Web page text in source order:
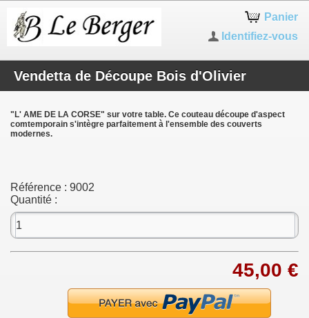
Panier
Identifiez-vous
Vendetta de Découpe Bois d'Olivier
"L' AME DE LA CORSE" sur votre table. Ce couteau découpe d'aspect
comtemporain s'intègre parfaitement à l'ensemble des couverts
modernes.
Référence : 9002
Quantité :
45,00 €